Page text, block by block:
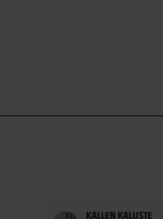
KALLEN KALUSTE